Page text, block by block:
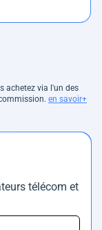
achetez via l'un des
en savoir+
télécom et